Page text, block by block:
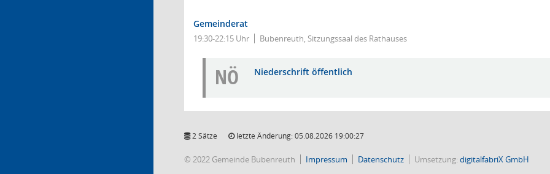
Gemeinderat
19:30-22:15 Uhr Bubenreuth, Sitzungssaal des Rathauses
NÖ Niederschrift öffentlich
2 Sätze letzte Änderung: 05.08.2026 19:00:27
© 2022 Gemeinde Bubenreuth Impressum Datenschutz Umsetzung:digitalfabriX GmbH